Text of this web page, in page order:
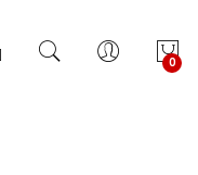
0